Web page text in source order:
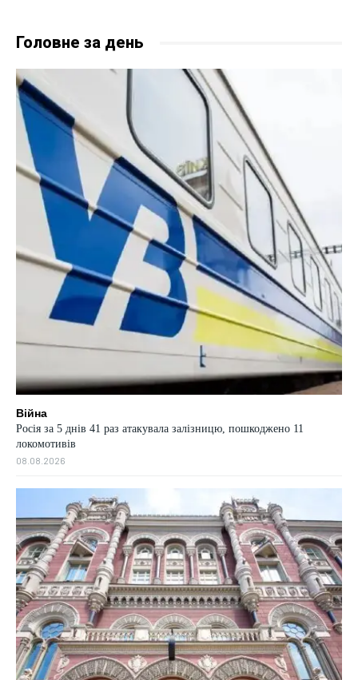
Головне за день
Війна
Росія за 5 днів 41 раз атакувала залізницю, пошкоджено 11
локомотивів
08.08.2026